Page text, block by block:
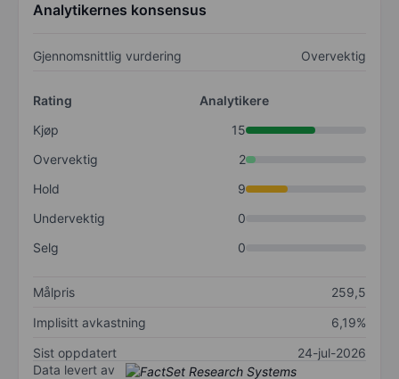
Analytikernes konsensus
Gjennomsnittlig vurdering Overvektig
Rating
Analytikere
Kjøp
15
Overvektig
2
Hold
9
Undervektig
0
Selg
0
Målpris
259,5
Implisitt avkastning
6,19%
Sist oppdatert
24-jul-2026
Data levert av